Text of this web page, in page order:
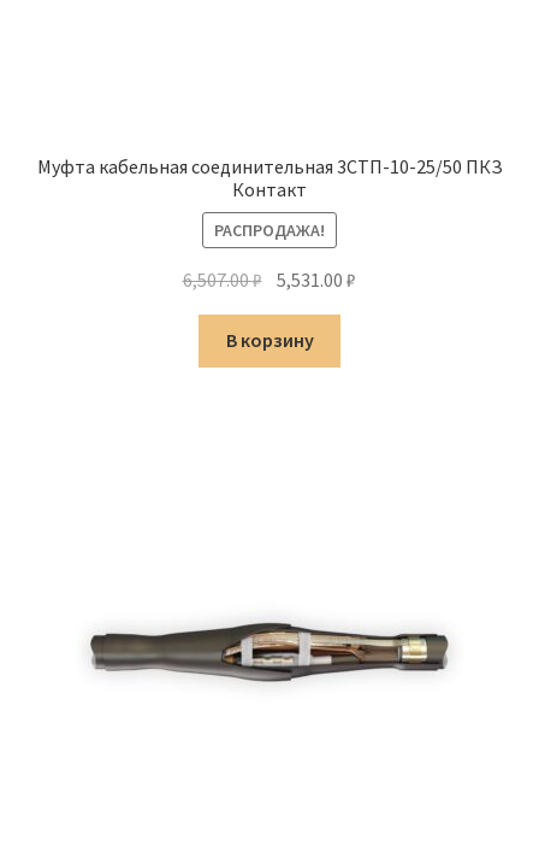
Муфта кабельная соединительная 3СТП-10-25/50 ПКЗ
Контакт
РАСПРОДАЖА!
6,507.00₽ Первоначальная
составляла
6,507.00 ₽.
5,531.00₽
В корзину